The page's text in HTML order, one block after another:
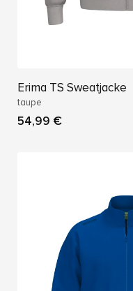
Erima TS Sweatjacke
taupe
54,99 €